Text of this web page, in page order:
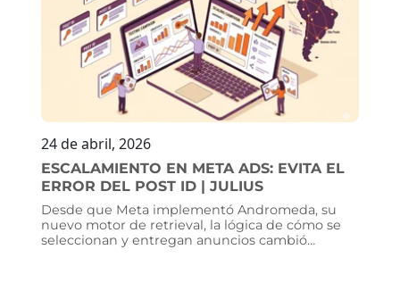
experimentos y viendo resultados interesantes.
Para marzo, el futuro se veía prometedor. Pero a
finales de abril, el gobierno chino anuló la
operación. La compañía ya estaba integrada, los
productos ya estaban desplegados, los
fundadores ya tenían prohibido salir de China.
24 de abril, 2026
ESCALAMIENTO EN META ADS: EVITA EL
ERROR DEL POST ID | JULIUS
Desde que Meta implementó Andromeda, su
nuevo motor de retrieval, la lógica de cómo se
seleccionan y entregan anuncios cambió